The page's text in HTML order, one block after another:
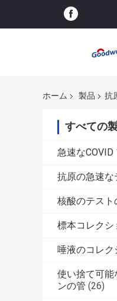
ホーム 製品 抗
すべての
急速なCOVID
抗原の急速な
核酸のテスト
標本コレクシ
唾液のコレク
使い捨て可能
ンの管 (26)